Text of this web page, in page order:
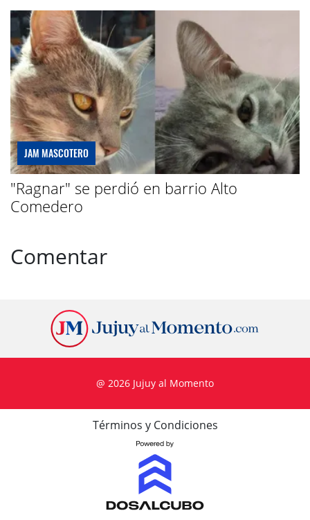
JAM MASCOTERO
"Ragnar" se perdió en barrio Alto
Comedero
Comentar
@ 2026 Jujuy al Momento
Términos y Condiciones